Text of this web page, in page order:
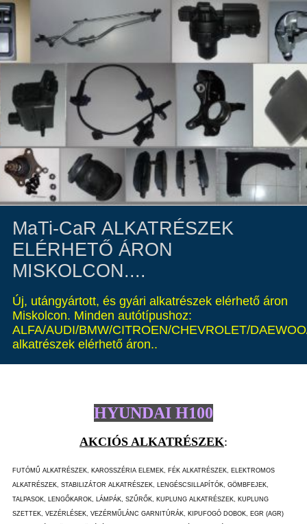
MaTi-CaR ALKATRÉSZEK
ELÉRHETŐ ÁRON
MISKOLCON....
Új, utángyártott, és gyári alkatrészek elérhető áron
Miskolcon. Minden autótípushoz:
ALFA/AUDI/BMW/CITROEN/CHEVROLET/
alkatrészek elérhető áron..
HYUNDAI H100
AKCIÓS ALKATRÉSZEK:
FUTÓMŰ ALKATRÉSZEK, KAROSSZÉRIA ELEMEK, FÉK ALKATRÉSZEK, ELEKTROMOS
ALKATRÉSZEK, STABILIZÁTOR ALKATRÉSZEK, LENGÉSCSILLAPÍTÓK, GÖMBFEJEK,
TALPASOK, LENGŐKAROK, LÁMPÁK, SZŰRŐK, KUPLUNG ALKATRÉSZEK, KUPLUNG
SZETTEK, VEZÉRLÉSEK, VEZÉRMŰLÁNC GARNITÚRÁK, KIPUFOGÓ DOBOK, EGR (AGR)